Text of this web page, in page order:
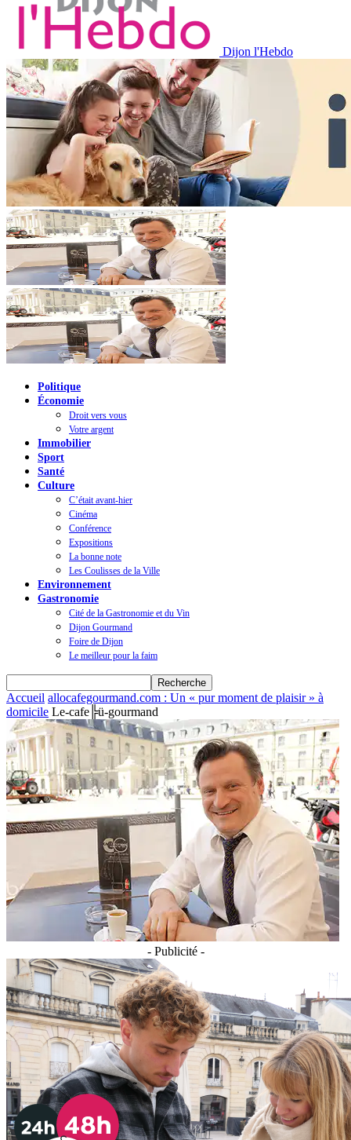
Dijon l'Hebdo
Politique
Économie
Droit vers vous
Votre argent
Immobilier
Sport
Santé
Culture
C’était avant-hier
Cinéma
Conférence
Expositions
La bonne note
Les Coulisses de la Ville
Environnement
Gastronomie
Cité de la Gastronomie et du Vin
Dijon Gourmand
Foire de Dijon
Le meilleur pour la faim
Accueil allocafegourmand.com : Un « pur moment de plaisir » à
domicile Le-cafe╠ü-gourmand
- Publicité -